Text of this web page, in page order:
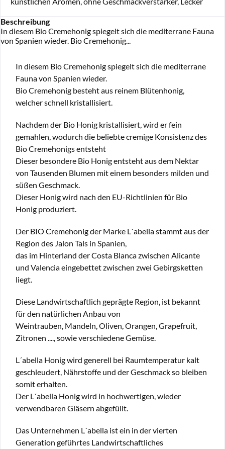
Beschreibung
In diesem Bio Cremehonig spiegelt sich die mediterrane Fauna
von Spanien wieder. Bio Cremehonig...
In diesem Bio Cremehonig spiegelt sich die mediterrane
Fauna von Spanien wieder.
Bio Cremehonig besteht aus reinem Blütenhonig,
welcher schnell kristallisiert.
Nachdem der Bio Honig kristallisiert, wird er fein
gemahlen, wodurch die beliebte cremige Konsistenz des
Bio Cremehonigs entsteht
Dieser besondere Bio Honig entsteht aus dem Nektar
von Tausenden Blumen mit einem besonders milden und
süßen Geschmack.
Dieser Honig wird nach den EU-Richtlinien für Bio
Honig produziert.
Der BIO Cremehonig der Marke L´abella stammt aus der
Region des Jalon Tals in Spanien,
das im Hinterland der Costa Blanca zwischen Alicante
und Valencia eingebettet zwischen zwei Gebirgsketten
liegt.
Diese Landwirtschaftlich geprägte Region, ist bekannt
für den natürlichen Anbau von
Weintrauben, Mandeln, Oliven, Orangen, Grapefruit,
Zitronen ...., sowie verschiedene Gemüse.
L´abella Honig wird generell bei Raumtemperatur kalt
geschleudert, Nährstoffe und der Geschmack so bleiben
somit erhalten.
Der L´abella Honig wird in hochwertigen, wieder
verwendbaren Gläsern abgefüllt.
Das Unternehmen L´abella ist ein in der vierten
Generation geführtes Landwirtschaftliches